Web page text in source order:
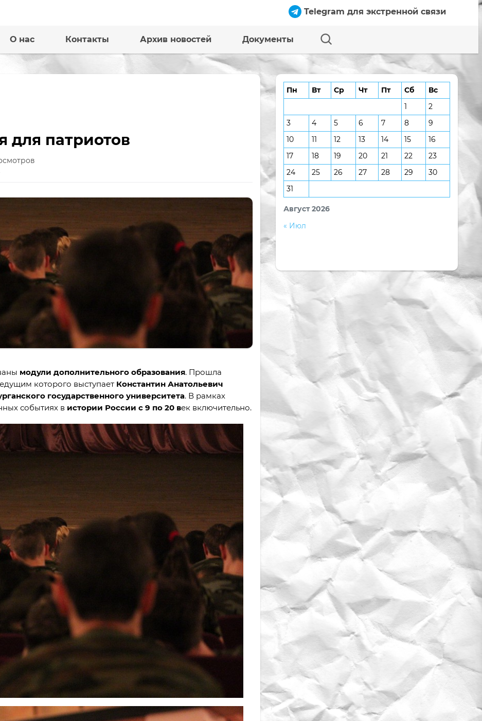
Telegram для экстренной связи
О нас Контакты Архив новостей Документы
для патриотов
модули дополнительного образования. Прошла
которого выступает Константин Анатольевич
государственного университета. В рамках
событиях в истории России с 9 по 20 век включительно.
Август 2026
Пн Вт Ср Чт Пт Сб
Вс
1
2
3
4 5 6 7 8
9
10
11 12 13 14 15
16
17
18 19 20 21 22
23
24
25 26 27 28 29
30
31
« Июл